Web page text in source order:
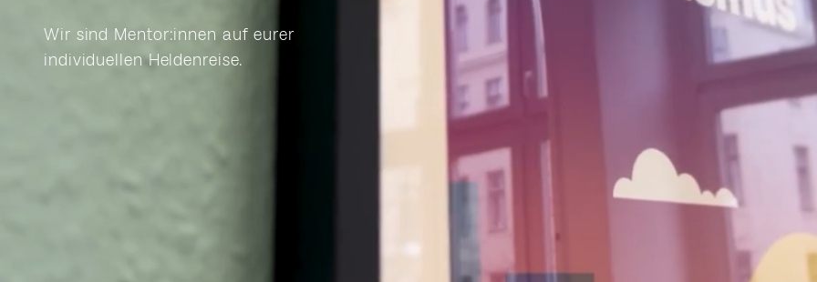
Wir sind Mentor:innen auf eurer
individuellen Heldenreise.